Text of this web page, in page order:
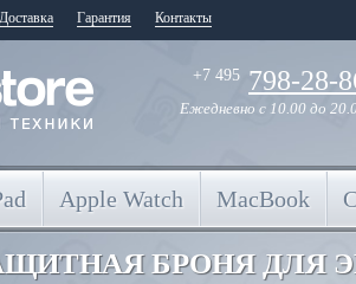
Доставка Гарантия Контакты
+7 495 798-28-
Ежедневно с 10.00 до
Apple Watch MacBook
БРОНЯ ДЛЯ